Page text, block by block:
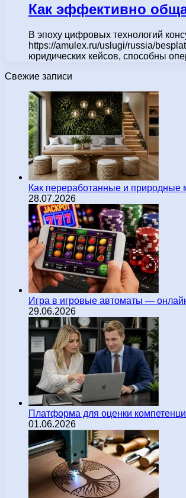
Как эффективно
В эпоху цифровых технологий
https://amulex.ru/uslugi/russia/
юридических кейсов, способны
Свежие записи
Как переработанные и природные
28.07.2026
Игра в игровые автоматы —
29.06.2026
Платформа для оценки
01.06.2026